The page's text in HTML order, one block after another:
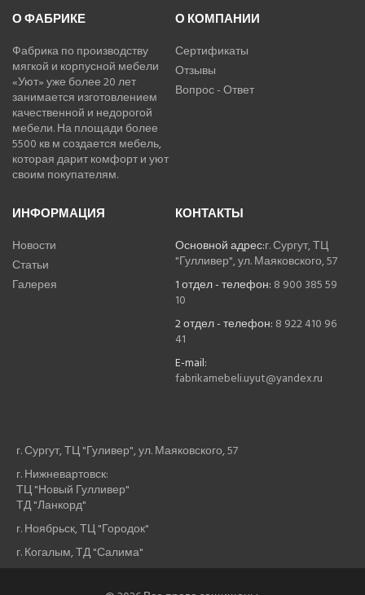
О ФАБРИКЕ
Фабрика по производству
мягкой и корпусной мебели
«Уют» уже более 20 лет
занимается изготовлением
качественной и недорогой
мебели. На площади более
5500 кв м создается мебель,
которая дарит комфорт и уют
своим покупателям.
О КОМПАНИИ
Сертификаты
Отзывы
Вопрос - Ответ
ИНФОРМАЦИЯ
Новости
Статьи
Галерея
КОНТАКТЫ
Основной адрес:г. Сургут, ТЦ
"Гулливер", ул. Маяковского, 57
1 отдел - телефон: 8 900 385 59
10
2 отдел - телефон: 8 922 410 96
41
E-mail:
fabrikamebeli.uyut@yandex.ru
г. Сургут, ТЦ "Гуливер", ул. Маяковского, 57
г. Нижневартовск:
ТЦ "Новый Гулливер"
ТД "Ланкорд"
г. Ноябрьск, ТЦ "Городок"
г. Когалым, ТД "Салима"